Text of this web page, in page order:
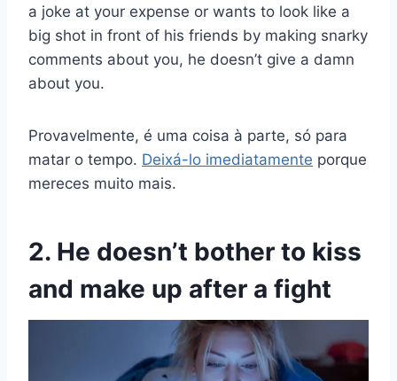
a joke at your expense or wants to look like a
big shot in front of his friends by making snarky
comments about you, he doesn’t give a damn
about you.
Provavelmente, é uma coisa à parte, só para
matar o tempo. Deixá-lo imediatamente porque
mereces muito mais.
2. He doesn’t bother to kiss
and make up after a fight